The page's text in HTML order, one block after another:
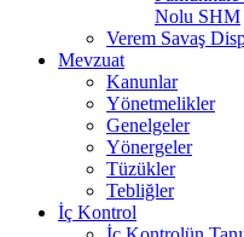
Nolu SHM
Verem Savaş
Mevzuat
Kanunlar
Yönetmelikler
Genelgeler
Yönergeler
Tüzükler
Tebliğler
İç Kontrol